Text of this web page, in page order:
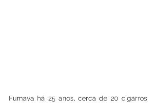
Fumava há 25 anos, cerca de 20 cigarros